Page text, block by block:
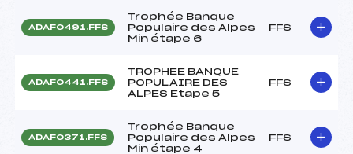
ADAF0491.FFS
Trophée Banque
Populaire des Alpes
Min étape 6
FFS
ADAF0441.FFS
TROPHEE BANQUE
POPULAIRE DES
ALPES Etape 5
FFS
ADAF0371.FFS
Trophée Banque
Populaire des Alpes
Min étape 4
FFS